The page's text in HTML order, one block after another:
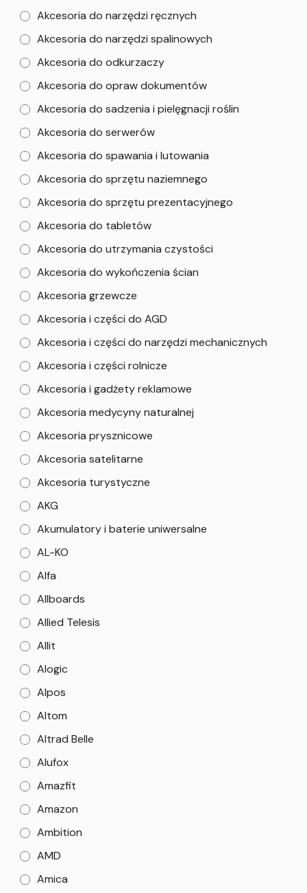
Akcesoria do narzędzi ręcznych
Akcesoria do narzędzi spalinowych
Akcesoria do odkurzaczy
Akcesoria do opraw dokumentów
Akcesoria do sadzenia i pielęgnacji roślin
Akcesoria do serwerów
Akcesoria do spawania i lutowania
Akcesoria do sprzętu naziemnego
Akcesoria do sprzętu prezentacyjnego
Akcesoria do tabletów
Akcesoria do utrzymania czystości
Akcesoria do wykończenia ścian
Akcesoria grzewcze
Akcesoria i części do AGD
Akcesoria i części do narzędzi mechanicznych
Akcesoria i części rolnicze
Akcesoria i gadżety reklamowe
Akcesoria medycyny naturalnej
Akcesoria prysznicowe
Akcesoria satelitarne
Akcesoria turystyczne
AKG
Akumulatory i baterie uniwersalne
AL-KO
Alfa
Allboards
Allied Telesis
Allit
Alogic
Alpos
Altom
Altrad Belle
Alufox
Amazfit
Amazon
Ambition
AMD
Amica